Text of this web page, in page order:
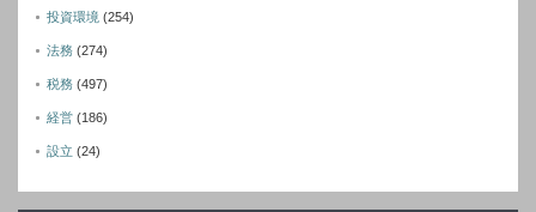
投資環境 (254)
法務 (274)
税務 (497)
経営 (186)
設立 (24)